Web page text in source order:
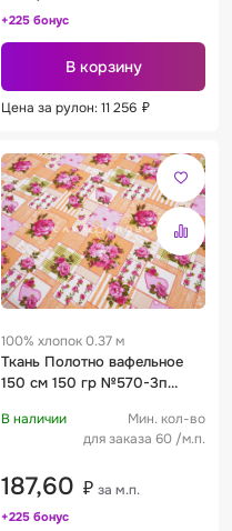
+225 бонус
В корзину
Цена за рулон: 11 256 ₽
100% хлопок 0.37 м
Ткань Полотно вафельное
150 см 150 гр №570-3п
В наличии
Мин. кол-во
для заказа 60 /м.п.
187,60 ₽ за м.п.
+225 бонус